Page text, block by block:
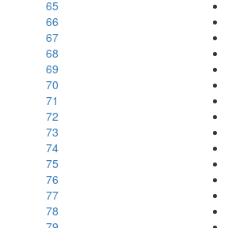
65
66
67
68
69
70
71
72
73
74
75
76
77
78